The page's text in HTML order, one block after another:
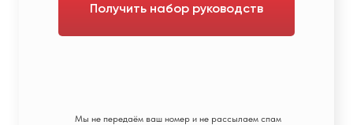
Мы не передаём ваш номер и не рассылаем спам
Получить набор руководств